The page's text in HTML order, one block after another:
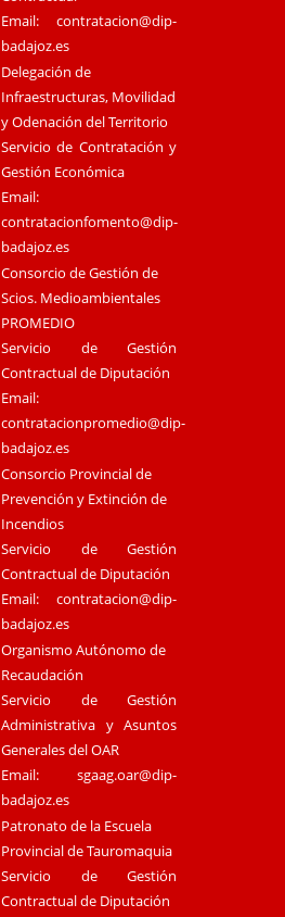
Email:contratacion@dip-
badajoz.es
Delegación de
Infraestructuras, Movilidad
y Odenación del Territorio
Servicio de Contratación y
Gestión Económica
Email:
contratacionfomento@dip-
badajoz.es
Consorcio de Gestión de
Scios. Medioambientales
PROMEDIO
Servicio de Gestión
Contractual de Diputación
Email:
contratacionpromedio@dip-
badajoz.es
Consorcio Provincial de
Prevención y Extinción de
Incendios
Servicio de Gestión
Contractual de Diputación
Email:contratacion@dip-
badajoz.es
Organismo Autónomo de
Recaudación
Servicio de Gestión
Administrativa y Asuntos
Generales del OAR
Email:sgaag.oar@dip-
badajoz.es
Patronato de la Escuela
Provincial de Tauromaquia
Servicio de Gestión
Contractual de Diputación